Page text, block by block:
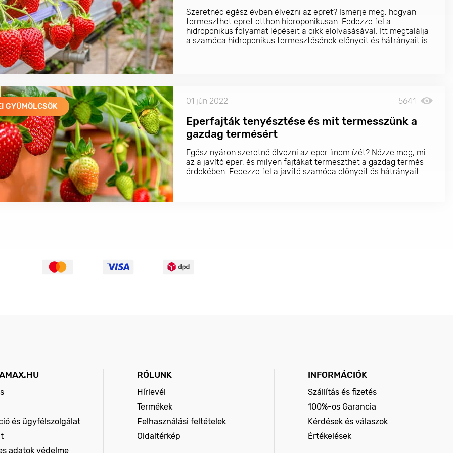
Szeretnéd egész évben élvezni az epret? Ismerje meg, hogyan
termeszthet epret otthon hidroponikusan. Fedezze fel a
hidroponikus folyamat lépéseit a cikk elolvasásával. Itt megtalálja
a szamóca hidroponikus termesztésének előnyeit és hátrányait is.
GYÜMÖLCSÖK
01 jún 2022 5641
Eperfajták tenyésztése és mit termesszünk a
gazdag termésért
Egész nyáron szeretné élvezni az eper finom ízét? Nézze meg, mi
az a javító eper, és milyen fajtákat termeszthet a gazdag termés
érdekében. Fedezze fel a javító szamóca előnyeit és hátrányait
és ügyfélszolgálat
adatok védelme
RÓLUNK
Hírlevél
Termékek
Felhasználási feltételek
Oldaltérkép
INFORMÁCIÓK
Szállítás és fizetés
100%-os Garancia
Kérdések és válaszok
Értékelések